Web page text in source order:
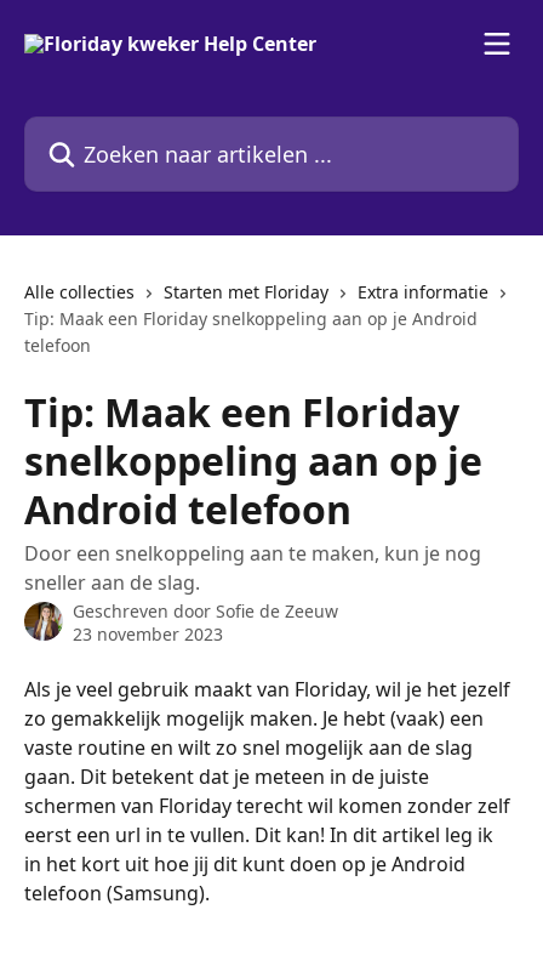
Zoeken naar artikelen ...
Alle collecties Starten met Floriday
Extra informatie
Tip: Maak een Floriday snelkoppeling aan op je Android
telefoon
Tip: Maak een Floriday
snelkoppeling aan op je
Android telefoon
Door een snelkoppeling aan te maken, kun je nog
sneller aan de slag.
Geschreven door Sofie de Zeeuw
23 november 2023
Als je veel gebruik maakt van Floriday, wil je het jezelf
zo gemakkelijk mogelijk maken. Je hebt (vaak) een
vaste routine en wilt zo snel mogelijk aan de slag
gaan. Dit betekent dat je meteen in de juiste
schermen van Floriday terecht wil komen zonder zelf
eerst een url in te vullen. Dit kan! In dit artikel leg ik
in het kort uit hoe jij dit kunt doen op je Android
telefoon (Samsung).